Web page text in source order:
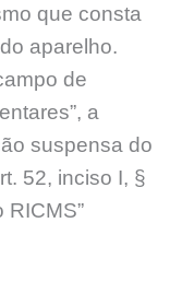
que consta
aparelho.
de
a
suspensa do
52, inciso I, §
RICMS”